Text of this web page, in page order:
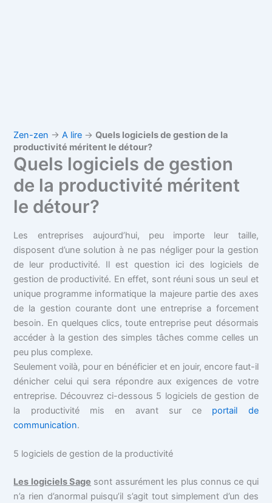
Zen-zen →A lire →Quels logiciels de gestion de la
productivité méritent le détour?
Quels logiciels de gestion
de la productivité méritent
le détour?
Les entreprises aujourd’hui, peu importe leur taille,
disposent d’une solution à ne pas négliger pour la gestion
de leur productivité. Il est question ici des logiciels de
gestion de productivité. En effet, sont réuni sous un seul et
unique programme informatique la majeure partie des axes
de la gestion courante dont une entreprise a forcement
besoin. En quelques clics, toute entreprise peut désormais
accéder à la gestion des simples tâches comme celles un
peu plus complexe.
Seulement voilà, pour en bénéficier et en jouir, encore faut-il
dénicher celui qui sera répondre aux exigences de votre
entreprise. Découvrez ci-dessous 5 logiciels de gestion de
la productivité mis en avant sur ce portail de
communication.
5 logiciels de gestion de la productivité
Les logiciels Sage sont assurément les plus connus ce qui
n’a rien d’anormal puisqu’il s’agit tout simplement d’un des